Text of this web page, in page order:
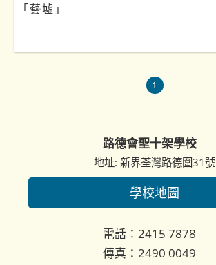
「藝墟」
1
路德會聖十架學校
地址: 新界荃灣路德圍31號
學校地圖
電話：2415 7878
傳真：2490 0049